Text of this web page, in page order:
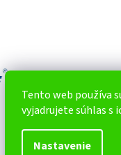
Tento web používa
vyjadrujete súhlas s
Nastavenie